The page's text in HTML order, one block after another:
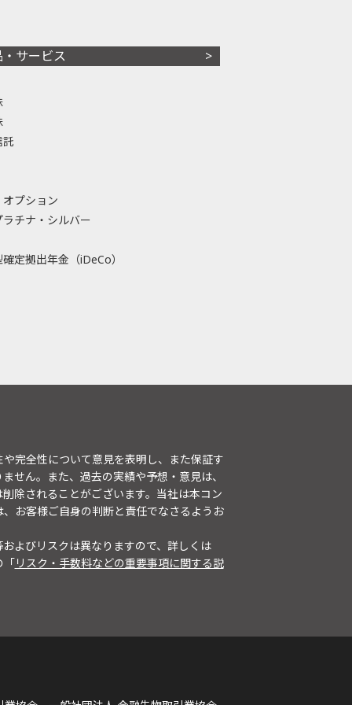
・サービス
託
プション
ラチナ・シルバー
定拠出年金（iDeCo）
完全性について意見を表明し、また保証す
せん。また、過去の実績や予想・意見は、
除されることがございます。当社は本コン
お客様ご自身の判断と責任でなさるようお
よびリスクは異なりますので、詳しくは
「リスク・手数料などの重要事項に関する説